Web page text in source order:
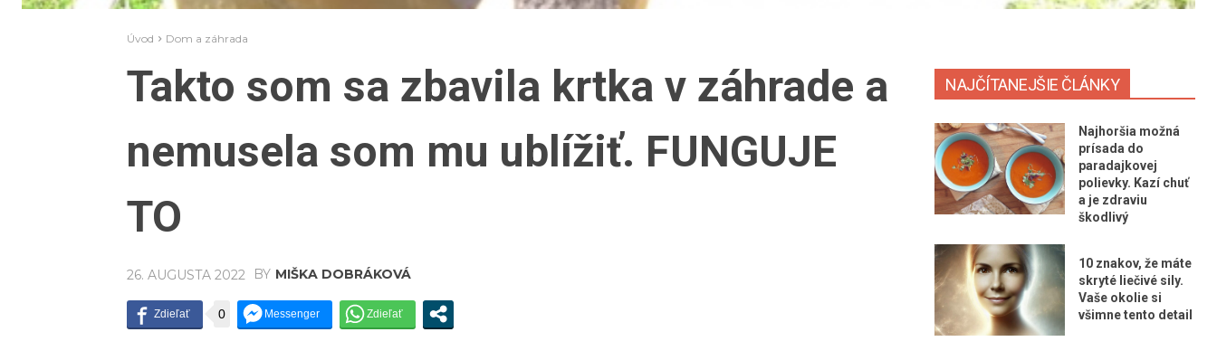
Úvod Dom a záhrada
Takto som sa zbavila krtka v záhrade a
nemusela som mu ublížiť. FUNGUJE
TO
26. AUGUSTA 2022 BY MIŠKA DOBRÁKOVÁ
0
NAJČÍTANEJŠIE ČLÁNKY
Najhoršia možná
prísada do
paradajkovej
polievky. Kazí chuť
a je zdraviu
škodlivý
10 znakov, že máte
skryté liečivé sily.
Vaše okolie si
všimne tento detail